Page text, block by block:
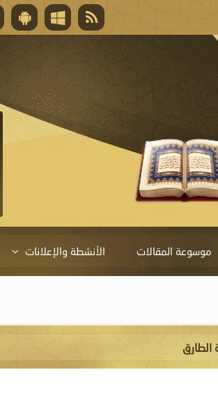
قال تعالى
المغفرة لأنها أغلى جائزة، وهي مفتاح باب العطايا التي
موسوعة المقالات الأنشطة والإعلانات